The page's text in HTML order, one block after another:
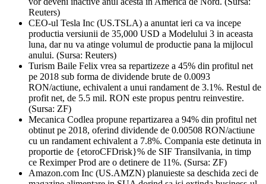
Reuters)
CEO-ul Tesla Inc (US.TSLA) a anuntat ieri ca va incepe
productia versiunii de 35,000 USD a Modelului 3 in aceasta
luna, dar nu va atinge volumul de productie pana la mijlocul
anului. (Sursa: Reuters)
Turism Baile Felix vrea sa repartizeze a 45% din profitul net
pe 2018 sub forma de dividende brute de 0.0093
RON/actiune, echivalent a unui randament de 3.1%. Restul de
profit net, de 5.5 mil. RON este propus pentru reinvestire.
(Sursa: ZF)
Mecanica Codlea propune repartizarea a 94% din profitul net
obtinut pe 2018, oferind dividende de 0.00508 RON/actiune
cu un randament echivalent a 7.8%. Compania este detinuta in
proportie de {etoroCFDrisk}% de SIF Transilvania, in timp
ce Reximper Prod are o detinere de 11%. (Sursa: ZF)
Amazon.com Inc (US.AMZN) planuieste sa deschida zeci de